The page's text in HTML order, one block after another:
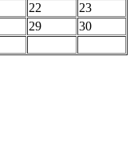
22
23
29
30